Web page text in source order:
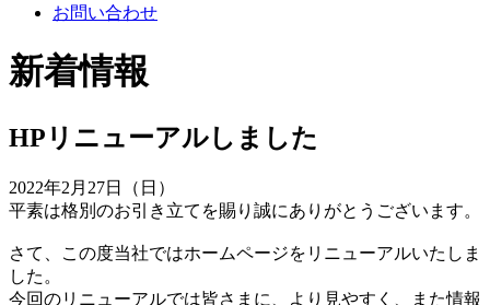
お問い合わせ
新着情報
HPリニューアルしました
2022年2月27日（日）
平素は格別のお引き立てを賜り誠にありがとうございます。
さて、この度当社ではホームページをリニューアルいたしま
した。
今回のリニューアルでは皆さまに、より見やすく、また情報